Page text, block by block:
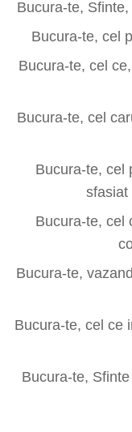
Bucura-te,
Bucura-te, cel
Bucura-te, cel
Bucura-te, cel
Bucura-te, cel
sfasiat
Bucura-te, cel
Bucura-te,
Bucura-te, cel ce
Bucura-te,